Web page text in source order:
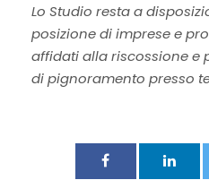
Lo Studio resta a
posizione di imprese e
affidati alla riscossione e
di pignoramento presso